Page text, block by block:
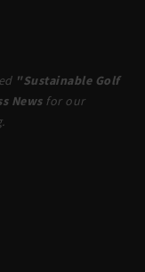
"Sustainable Golf
Newsfor our